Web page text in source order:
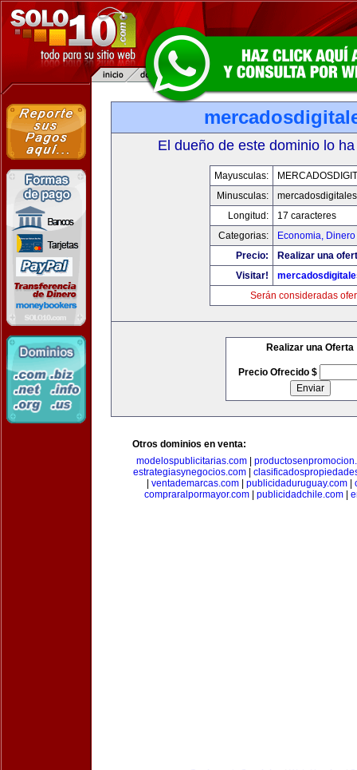
El dueño de este dominio lo
Mayusculas:
Minusculas:
Longitud:
17 caracteres
Categorias:
Economia,
Precio:
Realizar una
Visitar!
Serán consideradas
Realizar una Oferta
Precio Ofrecido $
Otros dominios en venta:
modelospublicitarias.com
estrategiasynegocios.com|
ventademarcas.com publicidaduruguay.com
compraralpormayor.com| publicidadchile.com|